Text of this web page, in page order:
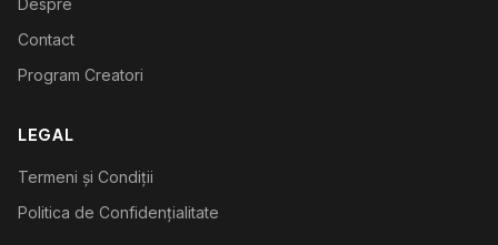
Despre
Contact
Program Creatori
LEGAL
Termeni și Condiții
Politica de Confidențialitate